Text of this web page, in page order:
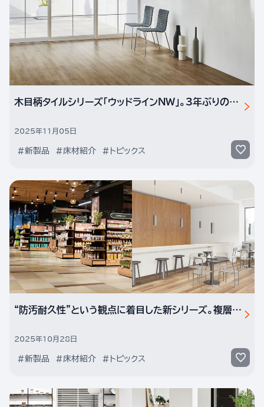
木目柄タイルシリーズ「ウッドラインNW」。3年ぶりの改訂で注目の新色柄をご紹介
2025年11月05日
#新製品 #床材紹介 #トピックス
“防汚耐久性”という観点に着目した新シリーズ。複層ビニル床タイル「マティルNW プレミア」「ウッドラインNW プレミア」
2025年10月28日
#新製品 #床材紹介 #トピックス